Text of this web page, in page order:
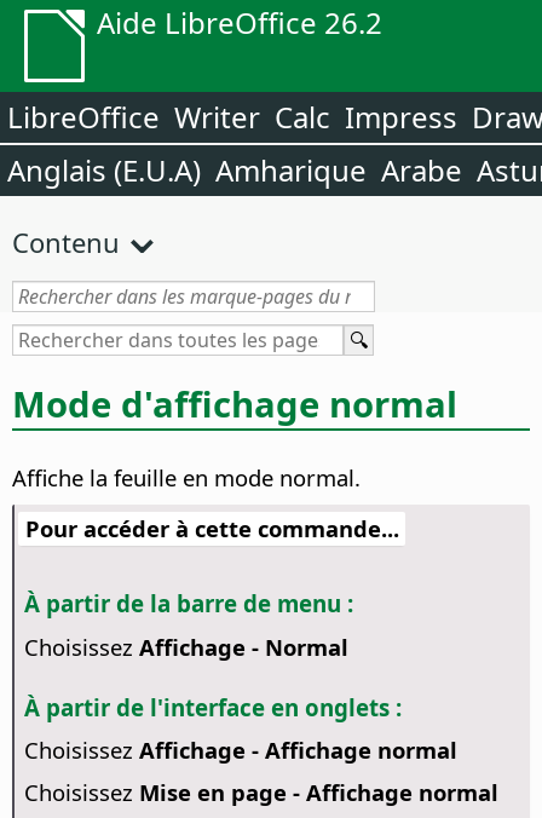
Aide LibreOffice 26.2
LibreOffice Writer Calc Impress
Anglais (E.U.A) Amharique Arabe
Contenu
Mode d'affichage normal
Affiche la feuille en mode normal.
Pour accéder à cette commande...
À partir de la barre de menu :
Choisissez Affichage - Normal
À partir de l'interface en onglets :
Choisissez Affichage - Affichage normal
Choisissez Mise en page - Affichage normal